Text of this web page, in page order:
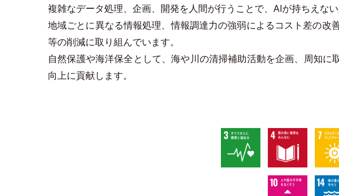
複雑なデータ処理、企画、開発を人間が行うことで、AIが持ちえな
地域ごとに異なる情報処理、情報調達力の強弱によるコスト差の
等の削減に取り組んでいます。
自然保護や海洋保全として、海や川の清掃補助活動を企画、周知
向上に貢献します。